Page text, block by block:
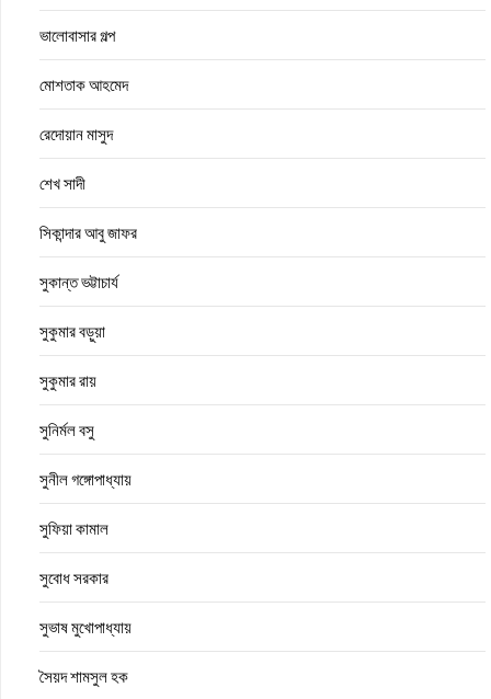
ভালোবাসার গল্প
মোশতাক আহমেদ
রেদোয়ান মাসুদ
শেখ সাদী
সিকান্দার আবু জাফর
সুকান্ত ভট্টাচার্য
সুকুমার বড়ুয়া
সুকুমার রায়
সুনির্মল বসু
সুনীল গঙ্গোপাধ্যায়
সুফিয়া কামাল
সুবোধ সরকার
সুভাষ মুখোপাধ্যায়
সৈয়দ শামসুল হক